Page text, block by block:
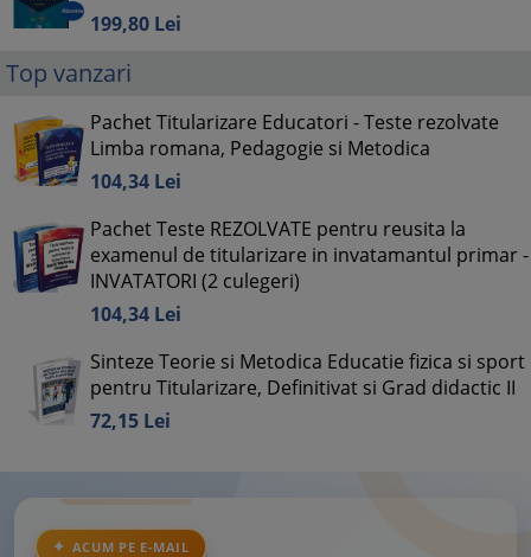
199,80 Lei
Top vanzari
Pachet Titularizare Educatori - Teste rezolvate
Limba romana, Pedagogie si Metodica
104,34 Lei
Pachet Teste REZOLVATE pentru reusita la
examenul de titularizare in invatamantul primar -
INVATATORI (2 culegeri)
104,34 Lei
Sinteze Teorie si Metodica Educatie fizica si sport
pentru Titularizare, Definitivat si Grad didactic II
72,15 Lei
ACUM PE E-MAIL